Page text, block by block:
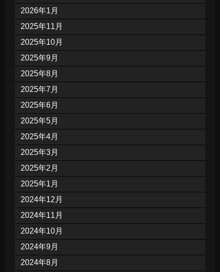
2026年1月
2025年11月
2025年10月
2025年9月
2025年8月
2025年7月
2025年6月
2025年5月
2025年4月
2025年3月
2025年2月
2025年1月
2024年12月
2024年11月
2024年10月
2024年9月
2024年8月